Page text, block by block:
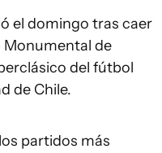
el domingo tras caer
Monumental de
del fútbol
de Chile.
partidos más